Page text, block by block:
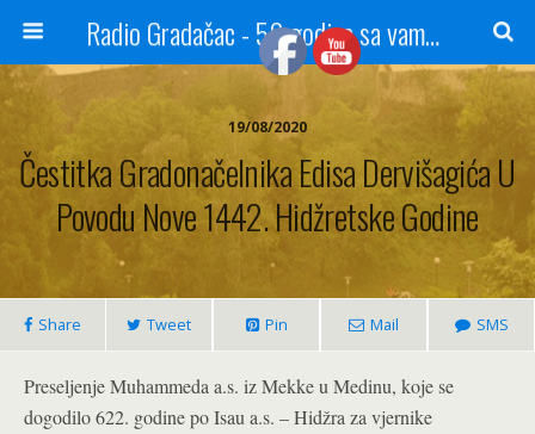
Radio Gradačac - 56 godina sa vama...
19/08/2020
Čestitka Gradonačelnika Edisa Dervišagića U
Povodu Nove 1442. Hidžretske Godine
Share Tweet Pin Mail SMS
Preseljenje Muhammeda a.s. iz Mekke u Medinu, koje se
dogodilo 622. godine po Isau a.s. – Hidžra za vjernike